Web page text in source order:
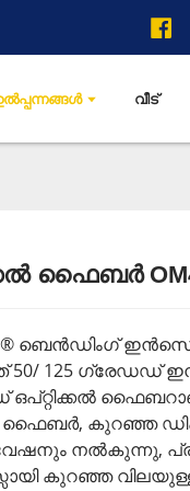
വീട്
ഫൈബർ
® ബെൻഡിംഗ്
50/ 125
ഒപ്റ്റിക്കൽ
ഫൈബർ, കുറഞ്ഞ
നൽകുന്നു,
കുറഞ്ഞ വിലയുള്ള